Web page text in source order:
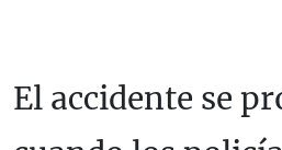
El accidente se